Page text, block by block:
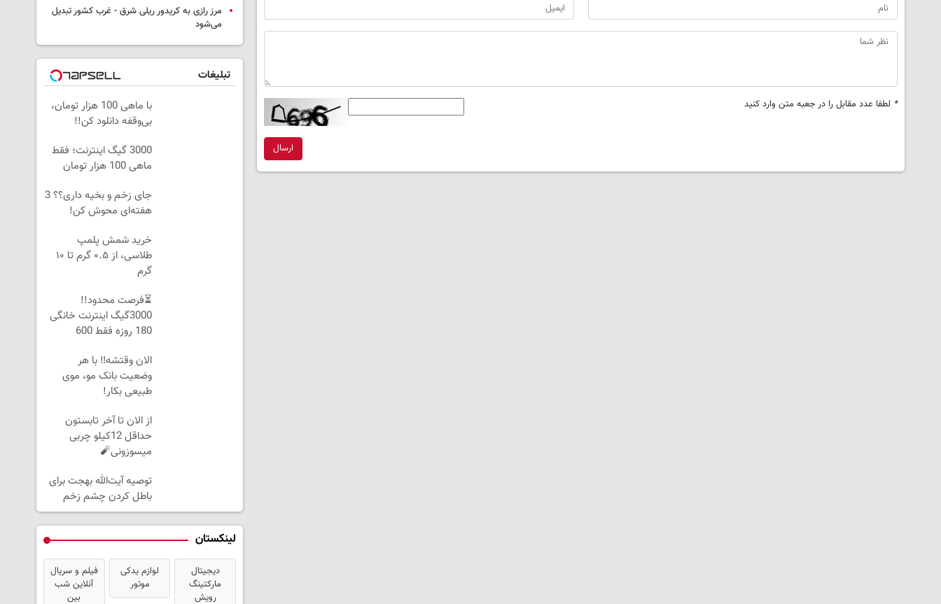
* لطفا عدد مقابل را در جعبه متن وارد کنید
ارسال
مرز رازی به کریدور ریلی شرق - غرب کشور تبدیل
می‌شود
تبلیغات
با ماهی 100 هزار تومان،
بی‌وقفه دانلود کن!!
3000 گیگ اینترنت؛ فقط
ماهی 100 هزار تومان
جای زخم و بخیه داری؟؟ 3
هفته‌ای محوش کن!
خرید شمش پلمپ
طلاسی، از ۰.۵ گرم تا ۱۰
گرم
⏳فرصت محدود!!
3000گیگ اینترنت خانگی
180 روزه فقط 600
الان وقتشه‼️ با هر
وضعیت بانک مو، موی
طبیعی بکار!
از الان تا آخر تابستون
حداقل 12کیلو چربی
میسوزونی🧨
توصیه آیت‌الله بهجت برای
باطل کردن چشم زخم
لینکستان
دیجیتال
مارکتینگ
رویش
لوازم یدکی
موتور
فیلم و سریال
آنلاین شب
بین